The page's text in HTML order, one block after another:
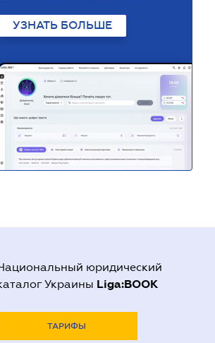
УЗНАТЬ БОЛЬШЕ
юридический
Украины Liga:BOOK
ТАРИФЫ